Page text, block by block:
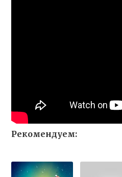
Рекомендуем: